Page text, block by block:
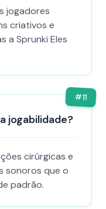
jogadores
criativos e
a Sprunki Eles
#11
jogabilidade?
cirúrgicas e
sonoros que o
padrão.